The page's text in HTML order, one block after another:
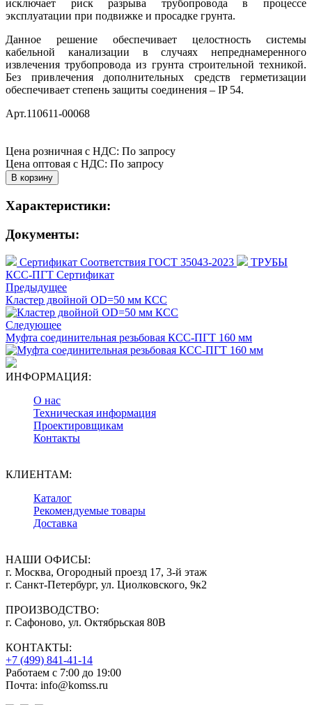
исключает риск разрыва трубопровода в процессе
эксплуатации при подвижке и просадке грунта.
Данное решение обеспечивает целостность системы
кабельной канализации в случаях непреднамеренного
извлечения трубопровода из грунта строительной техникой.
Без привлечения дополнительных средств герметизации
обеспечивает степень защиты соединения – IP 54.
Арт.110611-00068
Цена розничная с НДС: По запросу
Цена оптовая с НДС: По запросу
Характеристики:
Документы:
Сертификат Соответствия ГОСТ 35043-2023
ТРУБЫ
КСС-ПГТ Сертификат
Предыдущее
Кластер двойной OD=50 мм КСС
Следующее
Муфта соединительная резьбовая КСС-ПГТ 160 мм
ИНФОРМАЦИЯ:
О нас
Техническая информация
Проектировщикам
Контакты
КЛИЕНТАМ:
Каталог
Рекомендуемые товары
Доставка
НАШИ ОФИСЫ:
г. Москва, Огородный проезд 17, 3-й этаж
г. Санкт-Петербург, ул. Циолковского, 9к2
ПРОИЗВОДСТВО:
г. Сафоново, ул. Октябрьская 80В
КОНТАКТЫ:
+7 (499) 841-41-14
Работаем с 7:00 до 19:00
Почта: info@komss.ru